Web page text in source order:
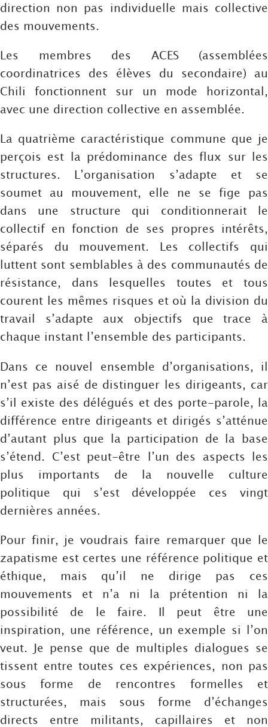
direction non pas individuelle mais collective
des mouvements.
Les membres des ACES (assemblées
coordinatrices des élèves du secondaire) au
Chili fonctionnent sur un mode horizontal,
avec une direction collective en assemblée.
La quatrième caractéristique commune que je
perçois est la prédominance des flux sur les
structures. L’organisation s’adapte et se
soumet au mouvement, elle ne se fige pas
dans une structure qui conditionnerait le
collectif en fonction de ses propres intérêts,
séparés du mouvement. Les collectifs qui
luttent sont semblables à des communautés de
résistance, dans lesquelles toutes et tous
courent les mêmes risques et où la division du
travail s’adapte aux objectifs que trace à
chaque instant l’ensemble des participants.
Dans ce nouvel ensemble d’organisations, il
n’est pas aisé de distinguer les dirigeants, car
s’il existe des délégués et des porte-parole, la
différence entre dirigeants et dirigés s’atténue
d’autant plus que la participation de la base
s’étend. C’est peut-être l’un des aspects les
plus importants de la nouvelle culture
politique qui s’est développée ces vingt
dernières années.
Pour finir, je voudrais faire remarquer que le
zapatisme est certes une référence politique et
éthique, mais qu’il ne dirige pas ces
mouvements et n’a ni la prétention ni la
possibilité de le faire. Il peut être une
inspiration, une référence, un exemple si l’on
veut. Je pense que de multiples dialogues se
tissent entre toutes ces expériences, non pas
sous forme de rencontres formelles et
structurées, mais sous forme d’échanges
directs entre militants, capillaires et non